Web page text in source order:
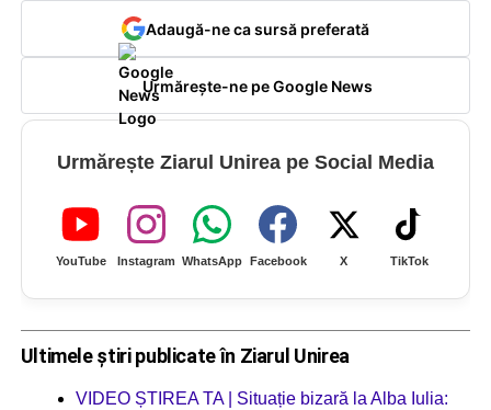
Adaugă-ne ca sursă preferată
Urmărește-ne pe Google News
Urmărește Ziarul Unirea pe Social Media
YouTube Instagram WhatsApp Facebook X TikTok
Ultimele știri publicate în Ziarul Unirea
VIDEO ȘTIREA TA | Situație bizară la Alba Iulia: